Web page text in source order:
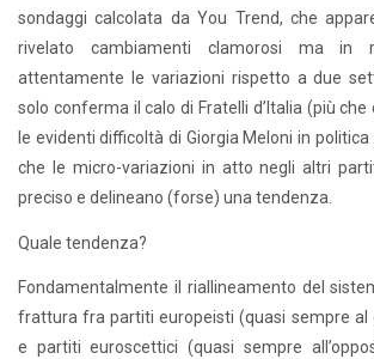
sondaggi calcolata da You Trend, che
rivelato cambiamenti clamorosi ma in
attentamente le variazioni rispetto a due
solo conferma il calo di Fratelli d’Italia (più
le evidenti difficoltà di Giorgia Meloni in
che le micro-variazioni in atto negli altri
preciso e delineano (forse) una tendenza.
Quale tendenza?
Fondamentalmente il riallineamento del
frattura fra partiti europeisti (quasi sempre al
e partiti euroscettici (quasi sempre